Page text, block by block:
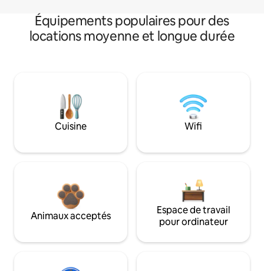
Équipements populaires pour des
locations moyenne et longue durée
Cuisine Wifi
Animaux acceptés
Espace de travail
pour ordinateur